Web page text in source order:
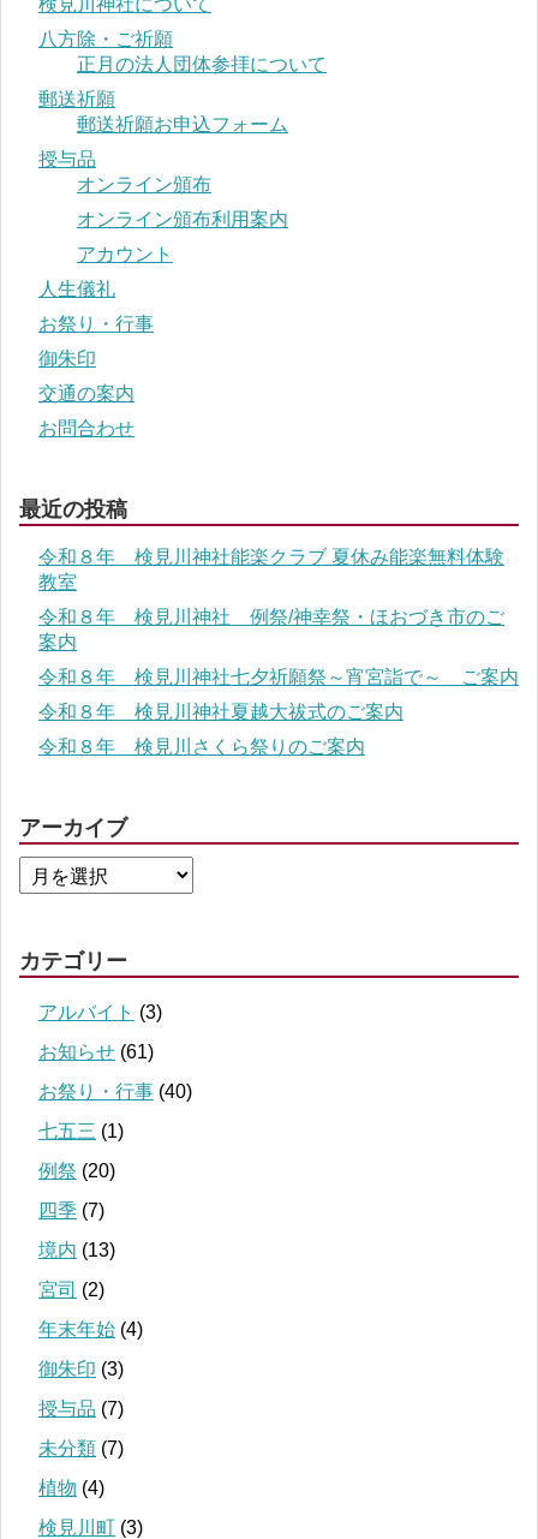
八方除・ご祈願
正月の法人団体参拝について
郵送祈願
郵送祈願お申込フォーム
授与品
オンライン頒布
オンライン頒布利用案内
アカウント
人生儀礼
お祭り・行事
御朱印
交通の案内
お問合わせ
最近の投稿
令和８年 検見川神社能楽クラブ 夏休み能楽無料体験
教室
令和８年 検見川神社 例祭/神幸祭・ほおづき市のご
案内
令和８年 検見川神社七夕祈願祭～宵宮詣で～ ご案内
令和８年 検見川神社夏越大祓式のご案内
令和８年 検見川さくら祭りのご案内
アーカイブ
カテゴリー
アルバイト (3)
お知らせ (61)
お祭り・行事 (40)
七五三 (1)
例祭 (20)
四季 (7)
境内 (13)
宮司 (2)
年末年始 (4)
御朱印 (3)
授与品 (7)
未分類 (7)
植物 (4)
検見川町 (3)